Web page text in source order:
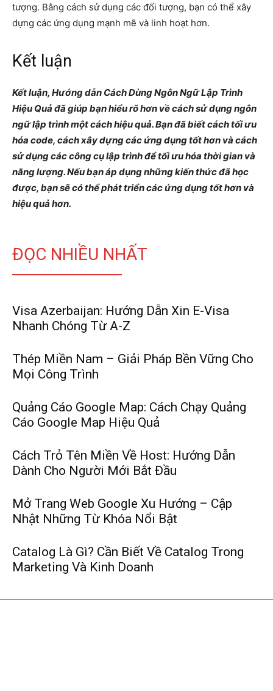
tượng. Bằng cách sử dụng các đối tượng, bạn có thể xây
dựng các ứng dụng mạnh mẽ và linh hoạt hơn.
Kết luận
Kết luận, Hướng dẫn Cách Dùng Ngôn Ngữ Lập Trình
Hiệu Quả đã giúp bạn hiểu rõ hơn về cách sử dụng ngôn
ngữ lập trình một cách hiệu quả. Bạn đã biết cách tối ưu
hóa code, cách xây dựng các ứng dụng tốt hơn và cách
sử dụng các công cụ lập trình để tối ưu hóa thời gian và
năng lượng. Nếu bạn áp dụng những kiến thức đã học
được, bạn sẽ có thể phát triển các ứng dụng tốt hơn và
hiệu quả hơn.
ĐỌC NHIỀU NHẤT
Visa Azerbaijan: Hướng Dẫn Xin E-Visa
Nhanh Chóng Từ A-Z
Thép Miền Nam – Giải Pháp Bền Vững Cho
Mọi Công Trình
Quảng Cáo Google Map: Cách Chạy Quảng
Cáo Google Map Hiệu Quả
Cách Trỏ Tên Miền Về Host: Hướng Dẫn
Dành Cho Người Mới Bắt Đầu
Mở Trang Web Google Xu Hướng – Cập
Nhật Những Từ Khóa Nổi Bật
Catalog Là Gì? Cần Biết Về Catalog Trong
Marketing Và Kinh Doanh